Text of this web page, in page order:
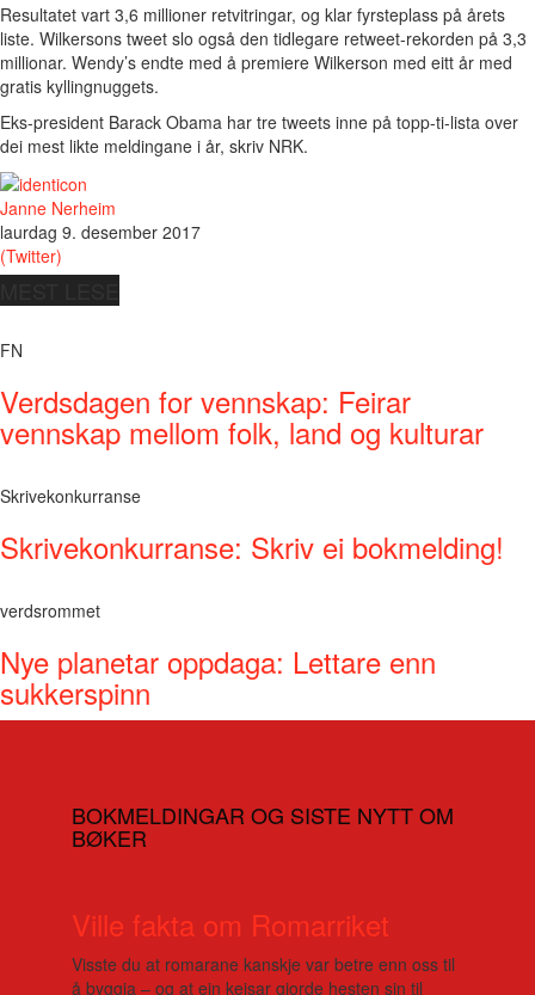
Resultatet vart 3,6 millioner retvitringar, og klar fyrsteplass på årets
liste. Wilkersons tweet slo også den tidlegare retweet-rekorden på 3,3
millionar. Wendy’s endte med å premiere Wilkerson med eitt år med
gratis kyllingnuggets.
Eks-president Barack Obama har tre tweets inne på topp-ti-lista over
dei mest likte meldingane i år, skriv NRK.
Janne Nerheim
laurdag 9. desember 2017
(Twitter)
FN
Verdsdagen for vennskap: Feirar
vennskap mellom folk, land og kulturar
Skrivekonkurranse
Skrivekonkurranse: Skriv ei bokmelding!
verdsrommet
Nye planetar oppdaga: Lettare enn
sukkerspinn
BOKMELDINGAR OG SISTE NYTT OM
BØKER
Ville fakta om Romarriket
Visste du at romarane kanskje var betre enn oss til
å byggja – og at ein keisar gjorde hesten sin til